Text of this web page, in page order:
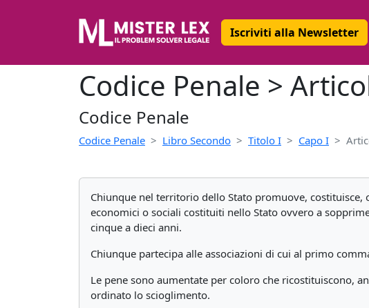
Iscriviti alla Newsletter
Codice Penale >
Codice Penale
Codice Penale Libro Secondo Titolo I Capo I
Chiunque nel territorio dello Stato promuove,
economici o sociali costituiti nello Stato ovvero a
cinque a dieci anni.
Chiunque partecipa alle associazioni di cui al primo
Le pene sono aumentate per coloro che ricostituiscono,
ordinato lo scioglimento.